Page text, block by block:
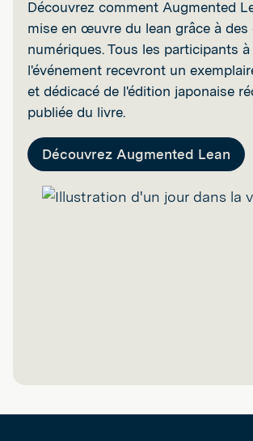
Découvrez comment Augmented
mise en œuvre du lean grâce à des
numériques. Tous les participants à
l'événement recevront un
et dédicacé de l'édition japonaise
publiée du livre.
Découvrez Augmented Lean